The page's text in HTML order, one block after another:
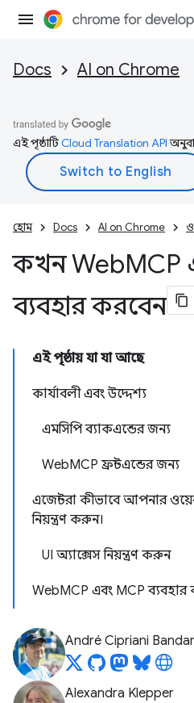
Docs AI on Chrome
এই পৃষ্ঠাটিCloud Translation API
হোম Docs AI on Chrome
কখন WebMCP
ব্যবহার করবেন
এই পৃষ্ঠায় যা যা আছে
কার্যাবলী এবং উদ্দেশ্য
এমসিপি ব্যাকএন্ডের জন্য
WebMCP ফ্রন্টএন্ডের জন্য
এজেন্টরা কীভাবে আপনার
নিয়ন্ত্রণ করুন।
UI অ্যাক্সেস নিয়ন্ত্রণ করুন
WebMCP এবং MCP
André Cipriani
Alexandra Klepper